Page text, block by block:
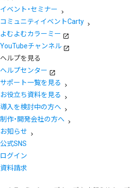
イベント・セミナー
コミュニティイベントCarty
よむよむカラーミー
YouTubeチャンネル
ヘルプを見る
ヘルプセンター
サポート一覧を見る
お役立ち資料を見る
導入を検討中の方へ
制作・開発会社の方へ
お知らせ
公式SNS
ログイン
資料請求